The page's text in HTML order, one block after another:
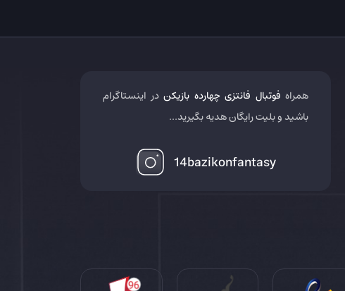
همراه فوتبال فانتزی چهارده بازیکن در اینستاگرام
باشید و بلیت رایگان هدیه بگیرید...
14bazikonfantasy